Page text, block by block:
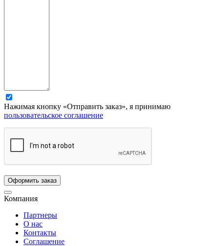
Нажимая кнопку «Отправить заказ», я принимаю
пользовательское соглашение
Компания
Партнеры
О нас
Контакты
Соглашение